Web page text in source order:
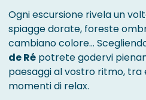
Ogni escursione rivela un
spiagge dorate, foreste
cambiano colore…
de Ré potrete godervi
paesaggi al vostro ritmo, tra
momenti di relax.